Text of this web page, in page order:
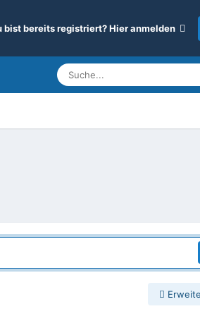
bist bereits registriert? Hier anmelden